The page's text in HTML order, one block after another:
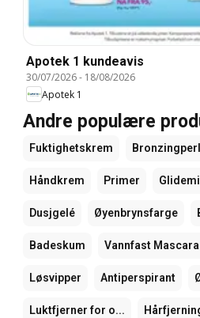
Apotek 1 kundeavis
30/07/2026- 18/08/2026
Apotek 1
Andre populære
Fuktighetskrem
Håndkrem Primer
Dusjgelé Øyenbrynsfarge
Badeskum Vannfast Mascara
Løsvipper Antiperspirant
Luktfjerner for o...